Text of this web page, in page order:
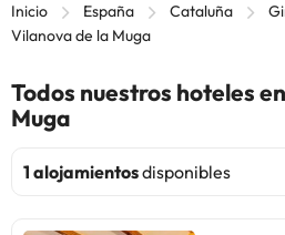
Inicio España Cataluña
Vilanova de la Muga
Todos nuestros hoteles
Muga
1 alojamientosdisponibles